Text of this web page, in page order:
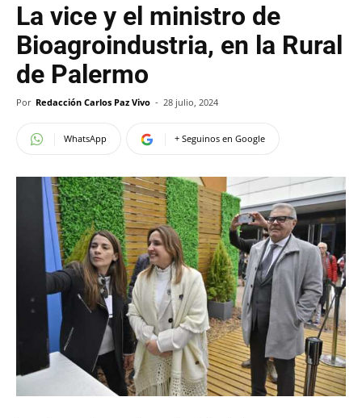
La vice y el ministro de
Bioagroindustria, en la Rural
de Palermo
Por Redacción Carlos Paz Vivo - 28 julio, 2024
WhatsApp + Seguinos en Google